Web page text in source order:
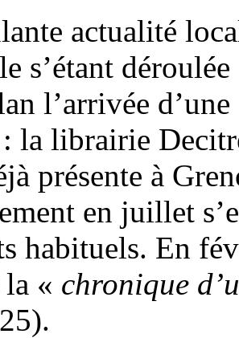
actualité
s’étant
l’arrivée
la librairie
présente à
en juillet
habituels. En
« chronique